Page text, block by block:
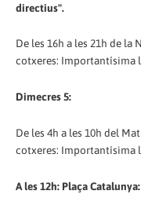
directius".
De les 16h a les 21h de
cotxeres: Importantísima
Dimecres 5:
De les 4h a les 10h del
cotxeres: Importantísima
A les 12h: Plaça